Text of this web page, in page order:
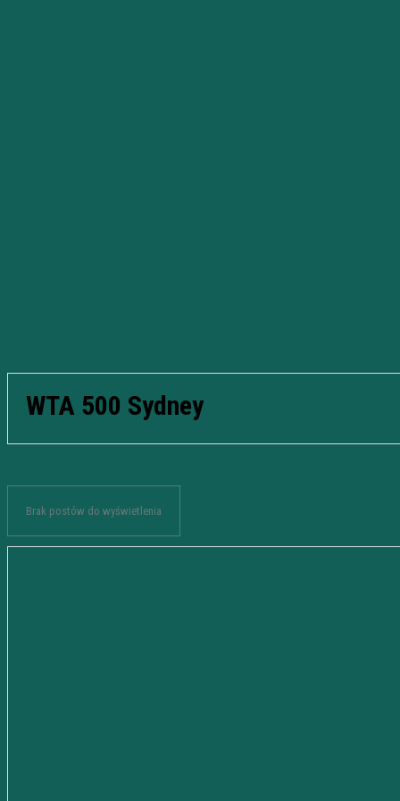
WTA 500 Sydney
Brak postów do wyświetlenia